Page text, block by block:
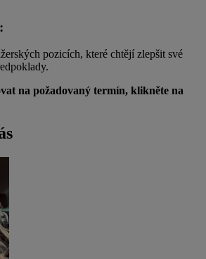
pozicích, které chtějí zlepšit své
na požadovaný termín, klikněte na